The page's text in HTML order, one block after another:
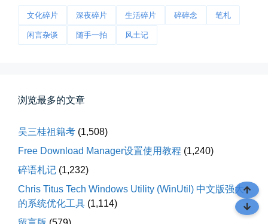
落雪音乐下载最稳定音乐源
文化碎片 深夜碎片 生活碎片 碎碎念 笔札
闲言杂谈 随手一拍 风土记
浏览最多的文章
吴三桂祖籍考 (1,508)
Free Download Manager设置使用教程 (1,240)
碎语札记 (1,232)
Chris Titus Tech Windows Utility (WinUtil) 中文版强大
的系统优化工具 (1,114)